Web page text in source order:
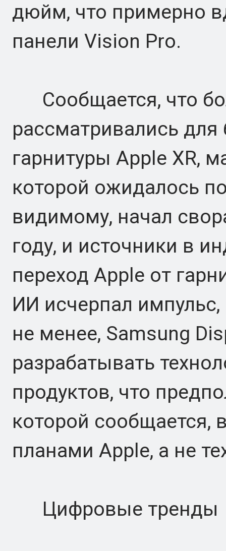
дюйм, что примерно
панели Vision Pro.
Сообщается, что
рассматривались для
гарнитуры Apple XR,
которой ожидалось
видимому, начал
году, и источники в
переход Apple от
ИИ исчерпал
не менее, Samsung
разрабатывать
продуктов, что
которой
планами Apple, а не
Цифровые тренды